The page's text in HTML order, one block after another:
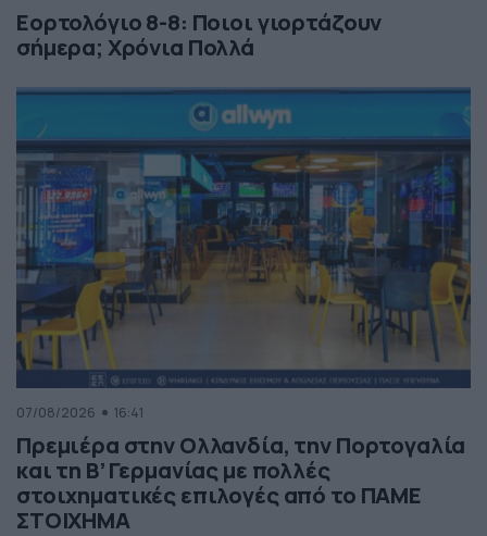
Εορτολόγιο 8-8: Ποιοι γιορτάζουν
σήμερα; Χρόνια Πολλά
07/08/2026 16:41
Πρεμιέρα στην Ολλανδία, την Πορτογαλία
και τη Β’ Γερμανίας με πολλές
στοιχηματικές επιλογές από το ΠΑΜΕ
ΣΤΟΙΧΗΜΑ